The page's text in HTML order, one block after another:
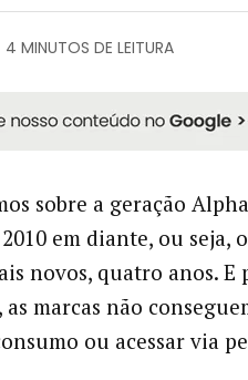
4 MINUTOS DE LEITURA
sobre a geração
em diante, ou seja,
novos, quatro anos. E
as marcas não
ou acessar via